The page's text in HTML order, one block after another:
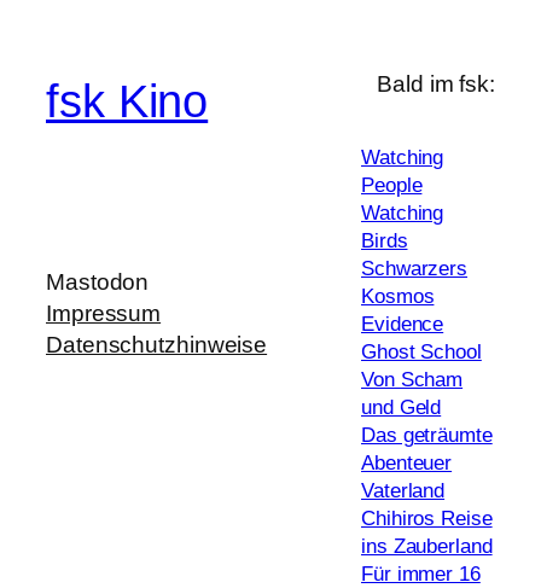
fsk Kino
Mastodon
Impressum
Datenschutzhinweise
Bald im fsk:
Watching
People
Watching
Birds
Schwarzers
Kosmos
Evidence
Ghost School
Von Scham
und Geld
Das geträumte
Abenteuer
Vaterland
Chihiros Reise
ins Zauberland
Für immer 16